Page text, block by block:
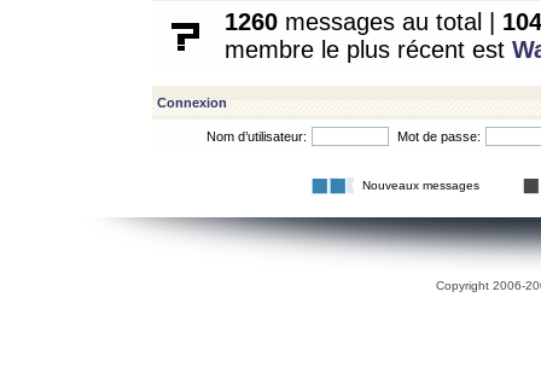
1260 messages au total | 104
membre le plus récent est
Connexion
Nom d’utilisateur: Mot de passe:
Nouveaux messages
Copyright 2006-